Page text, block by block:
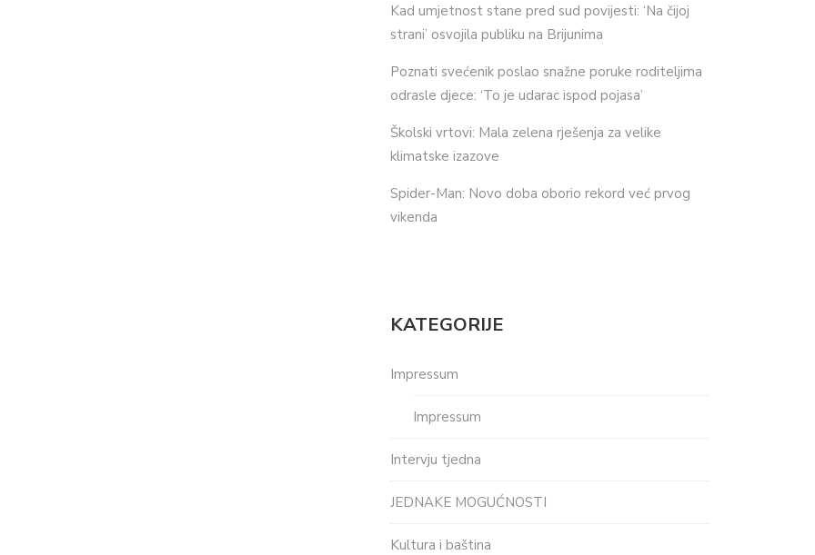
Kad umjetnost stane pred sud povijesti: ‘Na čijoj
strani’ osvojila publiku na Brijunima
Poznati svećenik poslao snažne poruke roditeljima
odrasle djece: ‘To je udarac ispod pojasa’
Školski vrtovi: Mala zelena rješenja za velike
klimatske izazove
Spider-Man: Novo doba oborio rekord već prvog
vikenda
KATEGORIJE
Impressum
Impressum
Intervju tjedna
JEDNAKE MOGUĆNOSTI
Kultura i baština